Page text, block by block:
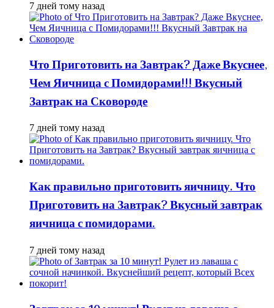
7 дней тому назад
Что Приготовить на Завтрак? Даже Вкуснее,
Чем Яичница с Помидорами!!! Вкусный
Завтрак на Сковороде
7 дней тому назад
Как правильно приготовить яичницу. Что
Приготовить на Завтрак? Вкусный завтрак
яичница с помидорами.
7 дней тому назад